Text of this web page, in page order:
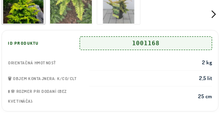
ID PRODUKTU 1001168
ORIENTAČNÁ HMOTNOSŤ 2 kg
🗑️ OBJEM KONTAJNERA: K/CO/CLT 2,5 lit
⬆️🌸 ROZMER PRI DODANÍ (BEZ
KVETINÁČA):
25 cm